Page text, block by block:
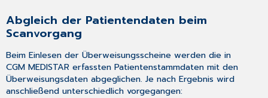
Abgleich der Patientendaten beim
Scanvorgang
Beim Einlesen der Überweisungsscheine werden die in
CGM MEDISTAR erfassten Patientenstammdaten mit den
Überweisungsdaten abgeglichen. Je nach Ergebnis wird
anschließend unterschiedlich vorgegangen: